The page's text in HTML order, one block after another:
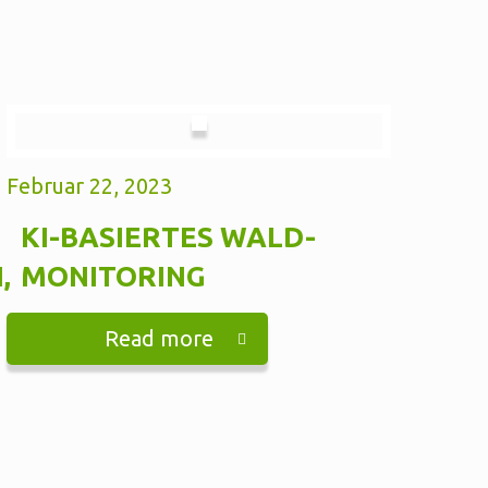
Februar 22, 2023
KI-BASIERTES WALD-
MONITORING
Read more